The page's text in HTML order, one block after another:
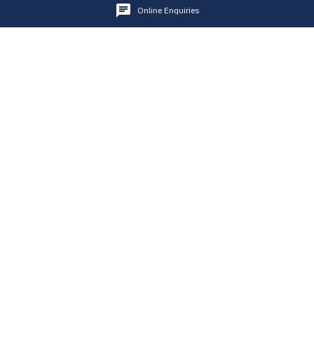
该研究也存在一定的局限性，如Omicron的突破性感染可能受到
疫苗接种等因素的影响，因此，需要独立的高质量标本队列来进
Online Enquiries